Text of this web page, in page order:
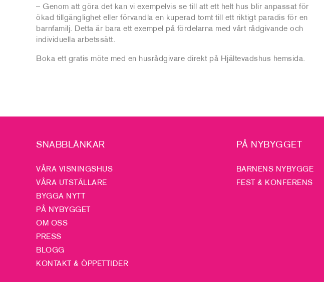
– Genom att göra det kan vi exempelvis se till att ett helt hus blir anpassat för
ökad tillgänglighet eller förvandla en kuperad tomt till ett riktigt paradis för en
barnfamilj. Detta är bara ett exempel på fördelarna med vårt rådgivande och
individuella arbetssätt.
Boka ett gratis möte med en husrådgivare direkt på Hjältevadshus hemsida.
SNABBLÄNKAR
VÅRA VISNINGSHUS
VÅRA UTSTÄLLARE
BYGGA NYTT
PÅ NYBYGGET
OM OSS
PRESS
BLOGG
KONTAKT & ÖPPETTIDER
PÅ NYBYGGET
BARNENS NYBYGGE
FEST & KONFERENS